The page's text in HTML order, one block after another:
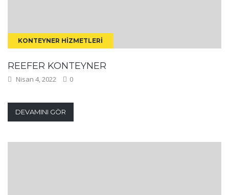
KONTEYNER HIZMETLERI
REEFER KONTEYNER
Nisan 4, 2022 0
DEVAMINI GÖR